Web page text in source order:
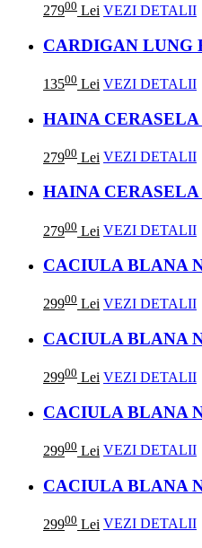
27900 Lei VEZI DETALII
CARDIGAN LUNG
13500 Lei VEZI DETALII
HAINA
27900 Lei VEZI DETALII
HAINA
27900 Lei VEZI DETALII
CACIULA BLANA
29900 Lei VEZI DETALII
CACIULA BLANA
29900 Lei VEZI DETALII
CACIULA BLANA
29900 Lei VEZI DETALII
CACIULA BLANA
29900 Lei VEZI DETALII